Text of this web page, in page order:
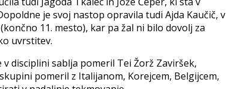
je svoj nastop opravila tudi Ajda Kaučič, v
11. mesto), kar pa žal ni bilo dovolj za
uvrstitev.
disciplini sablja pomeril Tei Žorž Zaviršek,
pomeril z Italijanom, Korejcem, Belgijcem,